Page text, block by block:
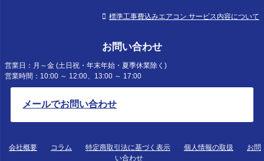
標準工事費込みエアコン サービス内容について
お問い合わせ
営業日：月～金 (土日祝・年末年始・夏季休業除く)
営業時間：10:00 ～ 12:00、13:00 ～ 17:00
メールでお問い合わせ
会社概要 コラム 特定商取引法に基づく表示 個人情報の取扱
お問
い合わせ